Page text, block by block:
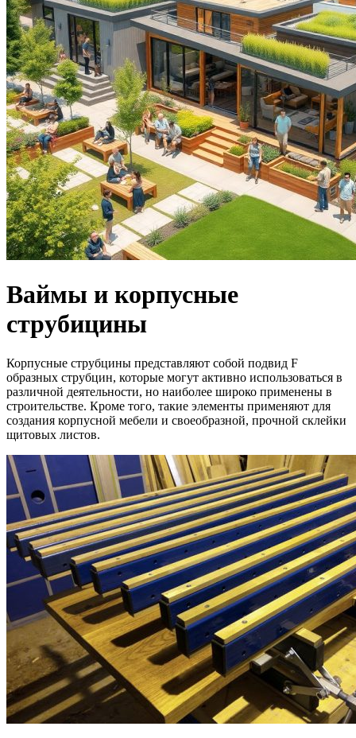
Ваймы и корпусные
струбицины
Корпусные струбцины представляют собой подвид F
образных струбцин, которые могут активно использоваться в
различной деятельности, но наиболее широко применены в
строительстве. Кроме того, такие элементы применяют для
создания корпусной мебели и своеобразной, прочной склейки
щитовых листов.